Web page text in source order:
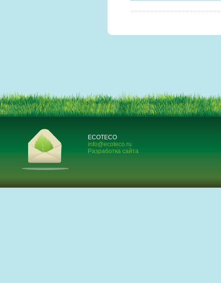
ECOTECO
info@ecoteco.ru
Разработка сайта